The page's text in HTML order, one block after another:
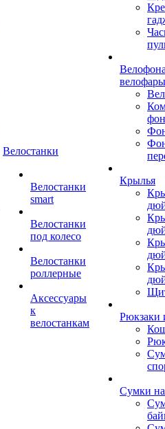
Велостанки
Велостанки
smart
Велостанки
под колесо
Велостанки
роллерные
Аксессуары
к
велостанкам
велофары
Крылья
Рюкзаки
Сумки